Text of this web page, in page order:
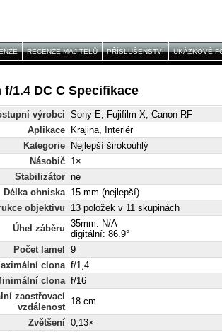
RECENZE MAJITELŮ PŘÍSLUŠENSTVÍ UKÁZKOVÉ
f/1.4 DC C Specifikace
výrobci
Sony E, Fujifilm X, Canon RF
Aplikace
Krajina, Interiér
Kategorie
Nejlepší širokoúhlý
Násobič 1×
Stabilizátor ne
Délka ohniska 15 mm (nejlepší)
objektivu
13 položek v 11 skupinách
Úhel záběru 35mm: N/A
digitální: 86.9°
Počet lamel
9
clona f/1,4
clona f/16
zaostřovací
vzdálenost
18 cm
Zvětšení 0,13×